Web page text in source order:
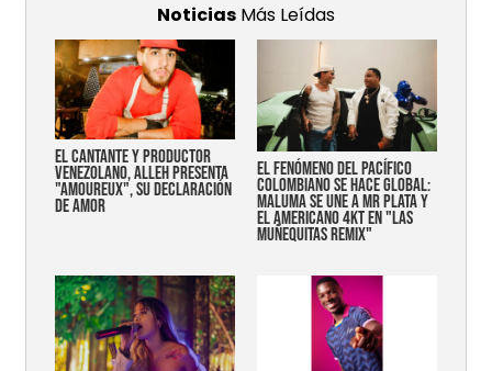
Noticias Más Leídas
EL CANTANTE Y PRODUCTOR
VENEZOLANO, ALLEH PRESENTA
"AMOUREUX", SU DECLARACIÓN
DE AMOR
EL FENÓMENO DEL PACÍFICO
COLOMBIANO SE HACE GLOBAL:
MALUMA SE UNE A MR PLATA Y
EL AMERICANO 4KT EN "LAS
MUÑEQUITAS REMIX"